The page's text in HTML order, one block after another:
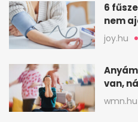
6
nem
lehet a
joy.hu
van,
fáj
wmn.hu